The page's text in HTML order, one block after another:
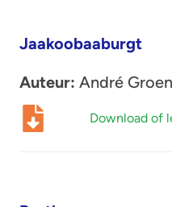
Jaakoobaaburgt
Auteur: André
Download of